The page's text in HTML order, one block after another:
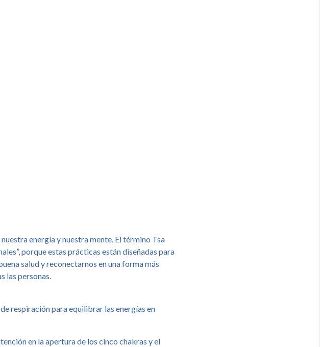
energía y nuestra mente. El término Tsa
porque estas prácticas están diseñadas para
salud y reconectarnos en una forma más
las personas.
respiración para equilibrar las energías en
en la apertura de los cinco chakras y el